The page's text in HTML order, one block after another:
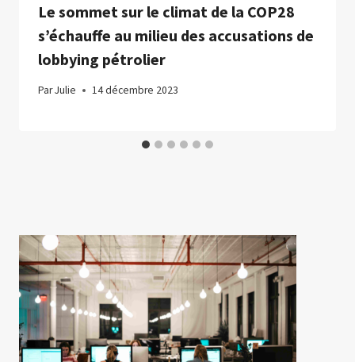
Le sommet sur le climat de la COP28
s’échauffe au milieu des accusations de
lobbying pétrolier
ParJulie 14 décembre 2023